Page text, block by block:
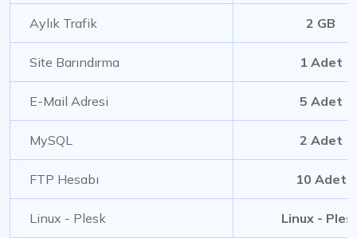
Aylık Trafik 2 GB
Site Barındırma 1 Adet
E-Mail Adresi 5 Adet
MySQL 2 Adet
FTP Hesabı 10 Adet
Linux - Plesk Linux -